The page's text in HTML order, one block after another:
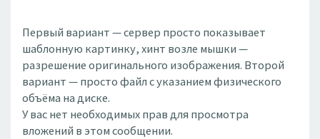
Первый вариант — сервер просто показывает
шаблонную картинку, хинт возле мышки —
разрешение оригинального изображения. Второй
вариант — просто файл с указанием физического
объёма на диске.
У вас нет необходимых прав для просмотра
вложений в этом сообщении.